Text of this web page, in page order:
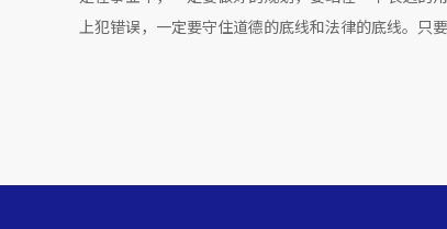
上犯错误，一定要守住道德的底线和法律的底线。只